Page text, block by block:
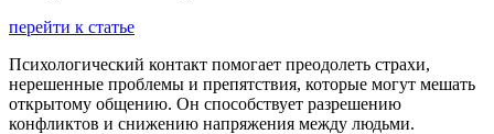
перейти к статье
Психологический контакт помогает преодолеть страхи,
нерешенные проблемы и препятствия, которые могут мешать
открытому общению. Он способствует разрешению
конфликтов и снижению напряжения между людьми.